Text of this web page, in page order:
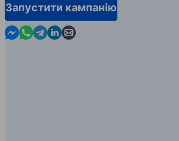
Запустити кампанію
Contact us in Messenger
Contact us in WhatsApp
Contact us in Telegram
Contact us in Linkedin
Contact us by email